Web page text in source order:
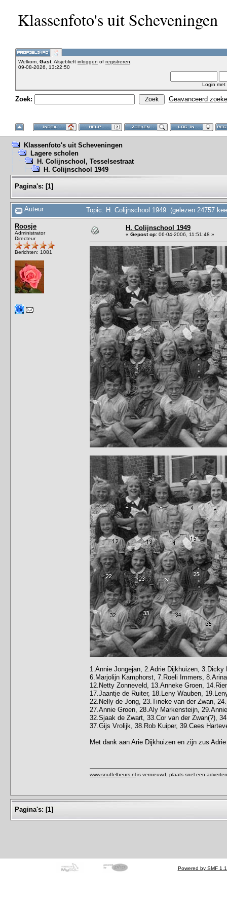
Klassenfoto's uit Scheveningen
Welkom, Gast. Alsjeblieft inloggen of registreren
09-08-2026, 13:22:50
Login met
Zoek: Geavanceerd
Klassenfoto's uit Scheveningen
Lagere scholen
H. Colijnschool, Tesselsestraat
H. Colijnschool 1949
Pagina's: [1]
Auteur Topic: H. Colijnschool 1949 (gelezen 24757
Roosje
Administrator
Directeur
Berichten: 1081
H. Colijnschool 1949
« Gepost op: 06-04-2006, 11:51:48 »
1.Annie Jongejan, 2.Adrie Dijkhuizen,
6.Marjolijn Kamphorst, 7.Roeli Immers,
12.Netty Zonneveld, 13.Anneke Groen,
17.Jaantje de Ruiter, 18.Leny Wauben,
22.Nelly de Jong, 23.Tineke van der Zwan,
27.Annie Groen, 28.Aly Markensteijn,
32.Sjaak de Zwart, 33.Cor van der Zwan(?),
37.Gijs Vrolijk, 38.Rob Kuiper, 39.Cees
Met dank aan Arie Dijkhuizen en zijn zus
www.snuffelbeurs.nl is vernieuwd, plaats snel een
Pagina's: [1]
Powered by SMF